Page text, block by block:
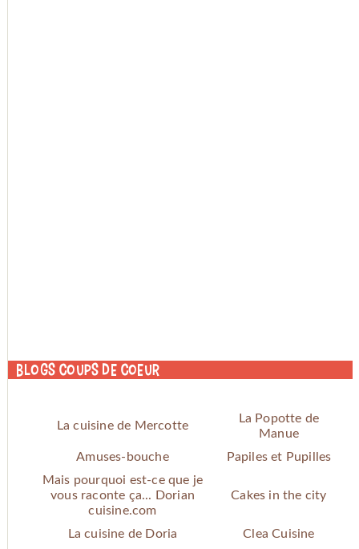
Blogs coups de coeur
La cuisine de Mercotte
La Popotte de
Manue
Amuses-bouche
Papiles et Pupilles
Mais pourquoi est-ce que je
vous raconte ça... Dorian
cuisine.com
Cakes in the city
La cuisine de Doria Clea Cuisine